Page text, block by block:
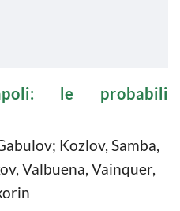
le probabili
Kozlov, Samba,
Valbuena, Vainquer,